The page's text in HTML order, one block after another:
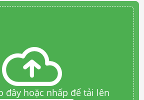
đây hoặc nhấp để tải lên